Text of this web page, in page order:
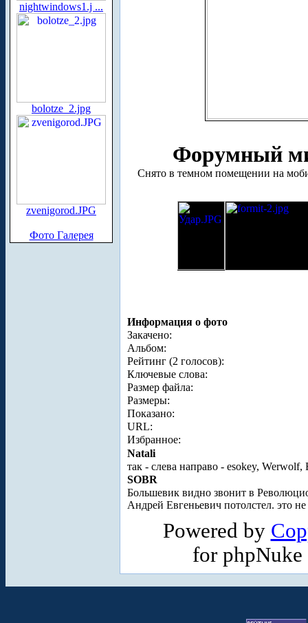
nightwindows1.j ...
bolotze_2.jpg
zvenigorod.JPG
Фото Галерея
Форумный
Снято в темном помещении на
Информация о фото
Закачено:
Альбом:
Рейтинг (2 голосов):
Ключевые слова:
Размер файла:
Размеры:
Показано:
URL:
Избранное:
Natali
так - слева направо - esokey,
SOBR
Большевик видно звонит в
Андрей Евгеньевич потолстел. это
Powered by
for